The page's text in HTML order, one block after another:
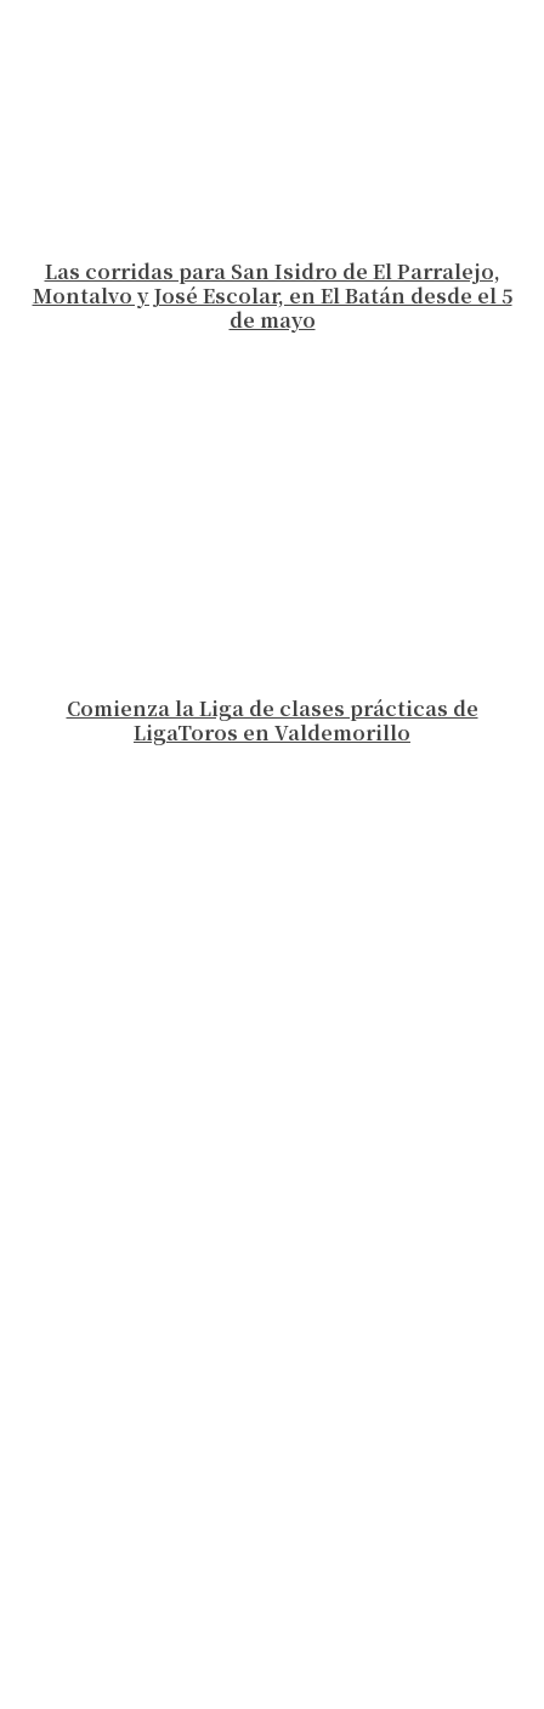
Las corridas para San Isidro de El Parralejo,
Montalvo y José Escolar, en El Batán desde el 5
de mayo
Comienza la Liga de clases prácticas de
LigaToros en Valdemorillo